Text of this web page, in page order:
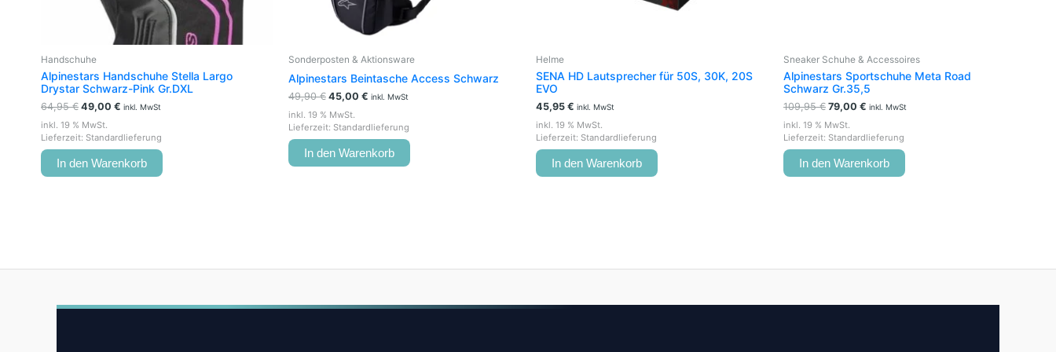
Handschuhe
Alpinestars Handschuhe Stella Largo
Drystar Schwarz-Pink Gr.DXL
64,95€ 49,00 € inkl. MwSt
inkl. 19 % MwSt.
Lieferzeit: Standardlieferung
In den Warenkorb
Sonderposten & Aktionsware
Alpinestars Beintasche Access Schwarz
49,90€ 45,00 € inkl. MwSt
inkl. 19 % MwSt.
Lieferzeit: Standardlieferung
In den Warenkorb
Helme
SENA HD Lautsprecher für 50S, 30K, 20S
EVO
45,95 € inkl. MwSt
inkl. 19 % MwSt.
Lieferzeit: Standardlieferung
In den Warenkorb
Sneaker Schuhe & Accessoires
Alpinestars Sportschuhe Meta Road
Schwarz Gr.35,5
109,95€ 79,00 € inkl. MwSt
inkl. 19 % MwSt.
Lieferzeit: Standardlieferung
In den Warenkorb